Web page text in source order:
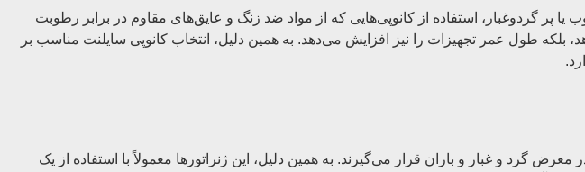
گردوغبار، استفاده از کانوپی‌هایی که از مواد ضد زنگ و عایق‌های مقاوم در برابر رطوبت
بلکه طول عمر تجهیزات را نیز افزایش می‌دهد. به همین دلیل، انتخاب کانوپی سایلنت مناسب بر
گرد و غبار و باران قرار می‌گیرند. به همین دلیل، این ژنراتورها معمولاً با استفاده از یک